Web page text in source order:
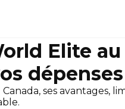
Elite
ses avantages,